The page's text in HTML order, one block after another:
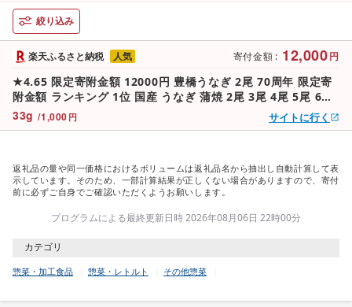
絞り込み
寄付金額 : 12,000円
33g /1,000 円
楽天ふるさと納税
★4.65 限定寄附金額 12000円 豊橋うなぎ 2尾 70周年 限定寄
附金額 ランキング 1位 国産 うなぎ 蒲焼 2尾 3尾 4尾 5尾 6尾
~450g 夏目商店 蒲焼 白焼 紅白 国産うなぎ 海鮮 ウナギ 鰻 長
蒲焼 豊橋うなぎ 豊橋
人気
サイトに行く
返礼品の量や同一価格におけるボリュームは返礼品名から抽出し自動計算して表
示しています。そのため、一部計算結果が正しくない場合がありますので、寄付
前に必ずご自身でご確認いただくようお願いします。
プログラムによる最終更新日時 2026年08月06日 22時00分
カテゴリ
惣菜・加工食品 惣菜・レトルト その他惣菜